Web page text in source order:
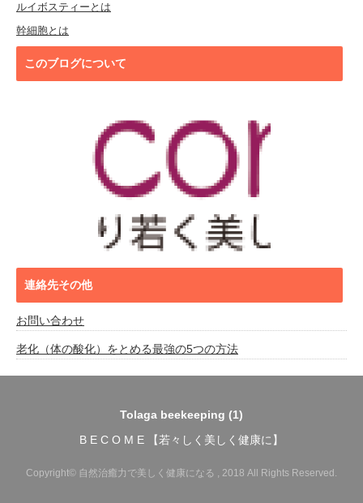
ルイボスティーとは
幹細胞とは
このブログについて
連絡先その他
お問い合わせ
老化（体の酸化）をとめる最強の5つの方法
Tolaga beekeeping (1)
B E C O M E 【若々しく美しく健康に】
Copyright© 自然治癒力で美しく健康になる , 2018 All Rights Reserved.